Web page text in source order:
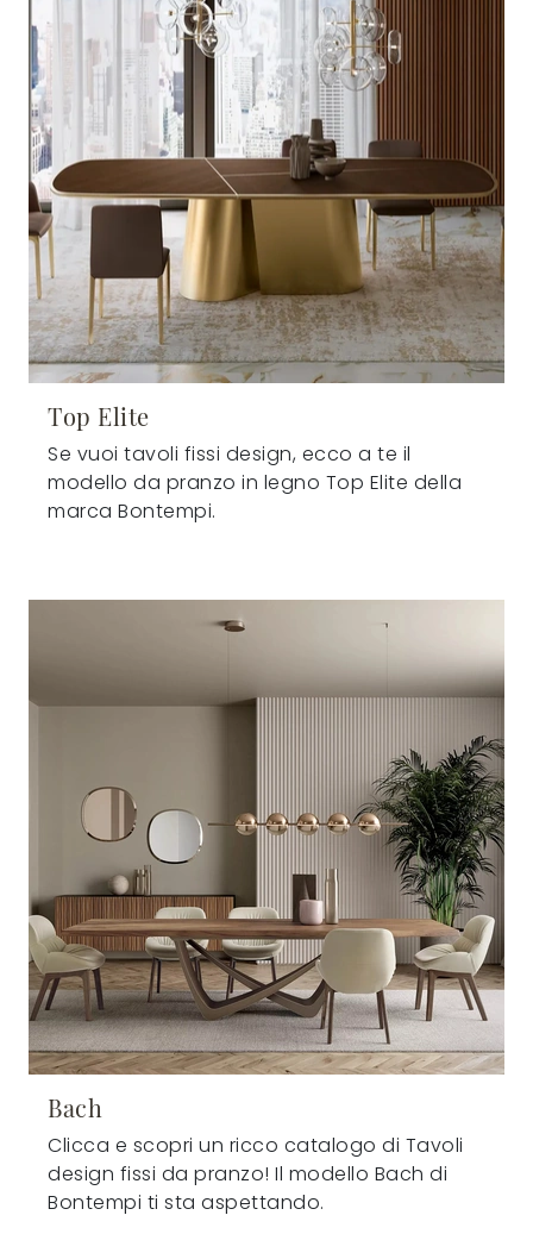
Top Elite
Se vuoi tavoli fissi design, ecco a te il
modello da pranzo in legno Top Elite della
marca Bontempi.
Bach
Clicca e scopri un ricco catalogo di Tavoli
design fissi da pranzo! Il modello Bach di
Bontempi ti sta aspettando.